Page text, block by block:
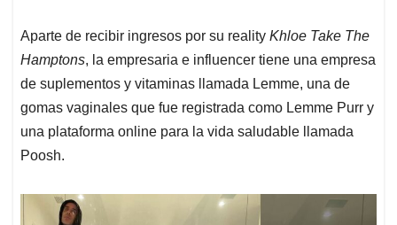
Aparte de recibir ingresos por su reality Khloe Take The
Hamptons, la empresaria e influencer tiene una empresa
de suplementos y vitaminas llamada Lemme, una de
gomas vaginales que fue registrada como Lemme Purr y
una plataforma online para la vida saludable llamada
Poosh.